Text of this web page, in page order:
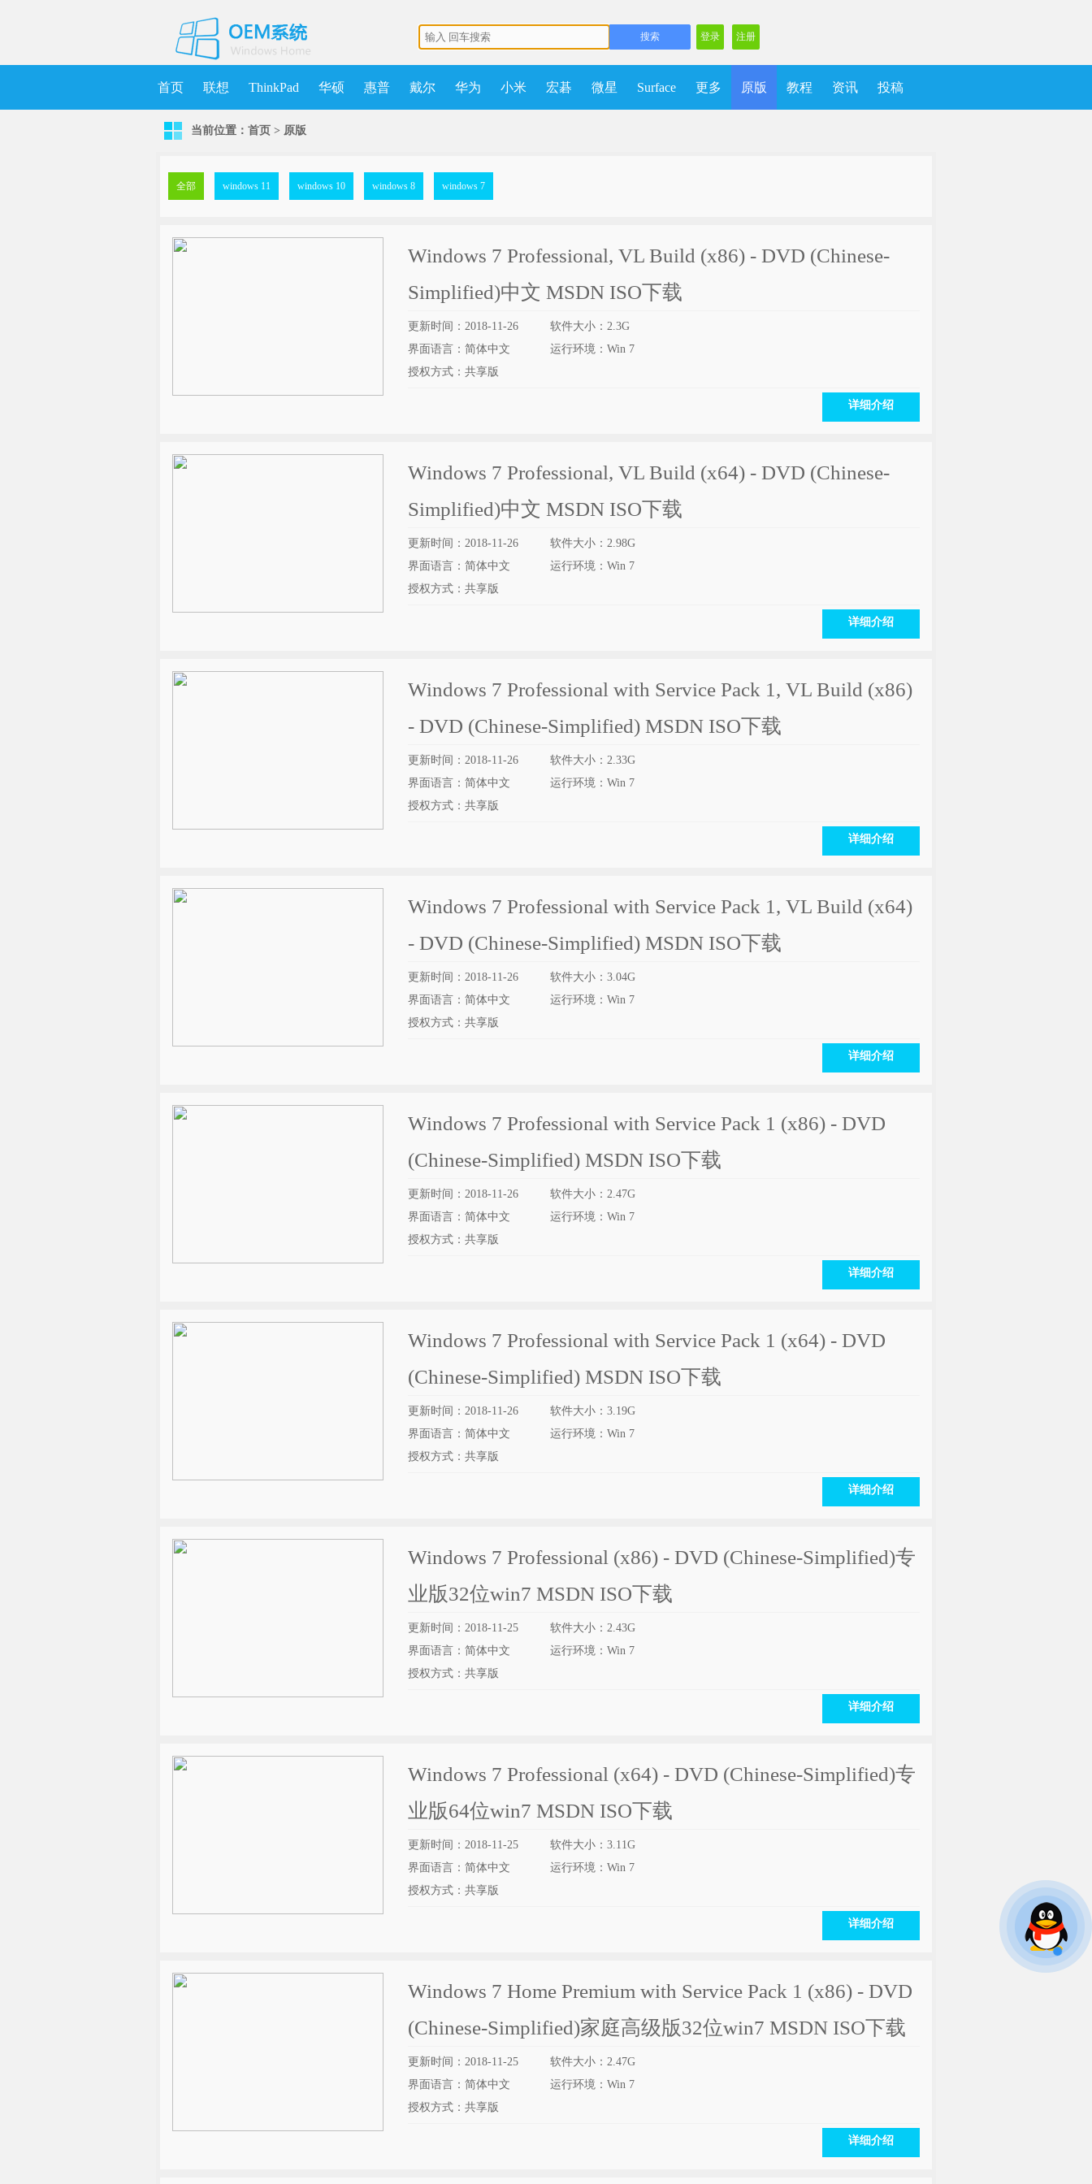
登录 注册
首页 联想 ThinkPad 华硕 惠普 戴尔 华为 小米 宏碁 微星 Surface 更多 原版 教程 资讯 投稿
机械师 MSDN 清华同方
当前位置： 首页 > 原版
全部 windows 11 windows 10 windows 8 windows 7
Windows 7 Professional, VL Build (x86) - DVD (Chinese-
Simplified)中文 MSDN ISO下载
更新时间：2018-11-26
软件大小：2.3G
界面语言：简体中文
运行环境：Win 7
授权方式：共享版
详细介绍
Windows 7 Professional, VL Build (x64) - DVD (Chinese-
Simplified)中文 MSDN ISO下载
更新时间：2018-11-26
软件大小：2.98G
界面语言：简体中文
运行环境：Win 7
授权方式：共享版
详细介绍
Windows 7 Professional with Service Pack 1, VL Build (x86)
- DVD (Chinese-Simplified) MSDN ISO下载
更新时间：2018-11-26
软件大小：2.33G
界面语言：简体中文
运行环境：Win 7
授权方式：共享版
详细介绍
Windows 7 Professional with Service Pack 1, VL Build (x64)
- DVD (Chinese-Simplified) MSDN ISO下载
更新时间：2018-11-26
软件大小：3.04G
界面语言：简体中文
运行环境：Win 7
授权方式：共享版
详细介绍
Windows 7 Professional with Service Pack 1 (x86) - DVD
(Chinese-Simplified) MSDN ISO下载
更新时间：2018-11-26
软件大小：2.47G
界面语言：简体中文
运行环境：Win 7
授权方式：共享版
详细介绍
Windows 7 Professional with Service Pack 1 (x64) - DVD
(Chinese-Simplified) MSDN ISO下载
更新时间：2018-11-26
软件大小：3.19G
界面语言：简体中文
运行环境：Win 7
授权方式：共享版
详细介绍
Windows 7 Professional (x86) - DVD (Chinese-Simplified)专
业版32位win7 MSDN ISO下载
更新时间：2018-11-25
软件大小：2.43G
界面语言：简体中文
运行环境：Win 7
授权方式：共享版
详细介绍
Windows 7 Professional (x64) - DVD (Chinese-Simplified)专
业版64位win7 MSDN ISO下载
更新时间：2018-11-25
软件大小：3.11G
界面语言：简体中文
运行环境：Win 7
授权方式：共享版
详细介绍
Windows 7 Home Premium with Service Pack 1 (x86) - DVD
(Chinese-Simplified)家庭高级版32位win7 MSDN ISO下载
更新时间：2018-11-25
软件大小：2.47G
界面语言：简体中文
运行环境：Win 7
授权方式：共享版
详细介绍